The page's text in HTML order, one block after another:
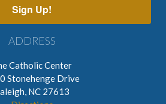
Sign Up!
ADDRESS
Catholic Center
Stonehenge Drive
NC 27613